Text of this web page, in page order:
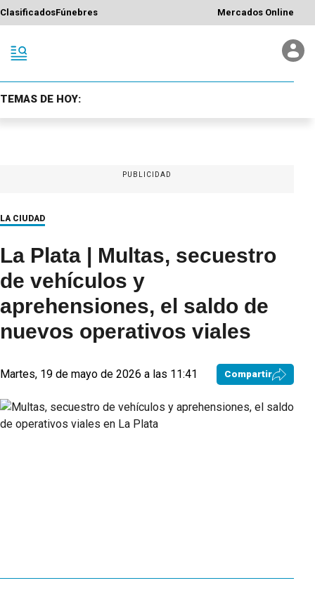
ClasificadosFúnebres Mercados Online
TEMAS DE HOY:
PUBLICIDAD
LA CIUDAD
La Plata | Multas, secuestro
de vehículos y
aprehensiones, el saldo de
nuevos operativos viales
Martes, 19 de mayo de 2026 a las 11:41 Compartir